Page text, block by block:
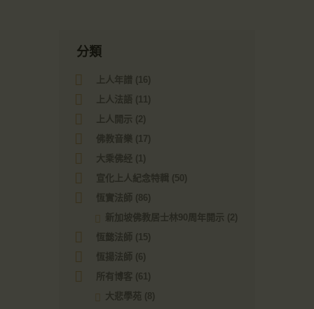
分類
上人年譜 (16)
上人法語 (11)
上人開示 (2)
佛教音樂 (17)
大乘佛经 (1)
宣化上人紀念特輯 (50)
恆實法師 (86)
新加坡佛教居士林90周年開示 (2)
恆懿法師 (15)
恆揚法師 (6)
所有博客 (61)
大悲學苑 (8)